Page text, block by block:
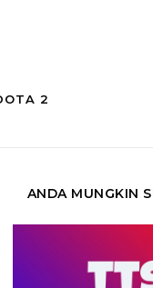
2
ANDA MUNGKIN